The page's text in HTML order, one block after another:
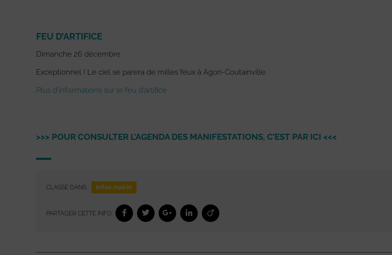
FEU D’ARTIFICE
Dimanche 26 décembre
Exceptionnel ! Le ciel se parera de milles feux à Agon-Coutainville.
Plus d’informations sur le feu d’artifice
>>> POUR CONSULTER L’AGENDA DES MANIFESTATIONS, C’EST PAR ICI <<<
CLASSÉ DANS : Infos mairie
PARTAGER CETTE INFO :